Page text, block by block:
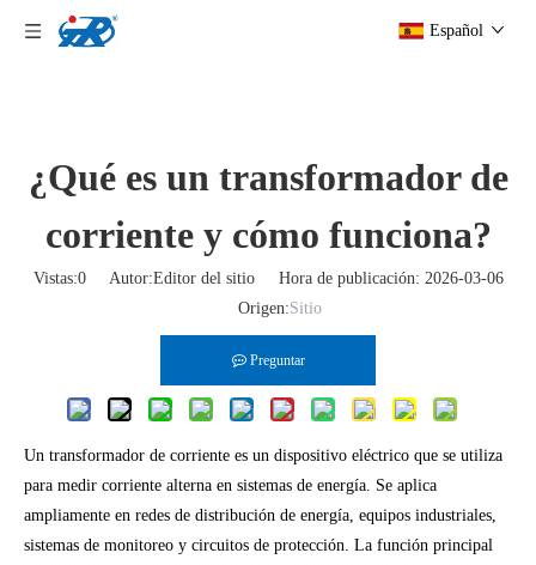
Español
¿Qué es un transformador de
corriente y cómo funciona?
Vistas:0Autor:Editor del sitio Hora de publicación: 2026-03-06
Origen:Sitio
Preguntar
Un transformador de corriente es un dispositivo eléctrico que se utiliza
para medir corriente alterna en sistemas de energía. Se aplica
ampliamente en redes de distribución de energía, equipos industriales,
sistemas de monitoreo y circuitos de protección. La función principal